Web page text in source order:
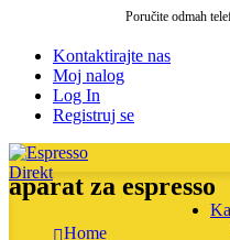
Poručite odmah
Kontaktirajte nas
Moj nalog
Log In
Registruj se
aparat za espresso
Home